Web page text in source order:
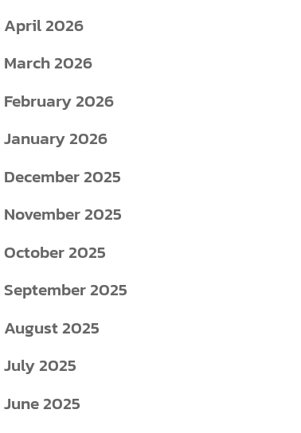
April 2026
March 2026
February 2026
January 2026
December 2025
November 2025
October 2025
September 2025
August 2025
July 2025
June 2025